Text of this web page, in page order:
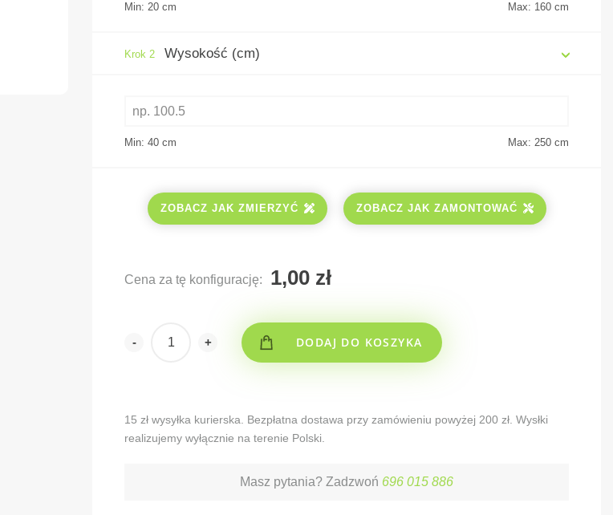
Min: 20 cm Max: 160 cm
Krok 2 Wysokość (cm)
Min: 40 cm Max: 250 cm
ZOBACZ JAK ZMIERZYĆ ZOBACZ JAK ZAMONTOWAĆ
Cena za tę konfigurację:
- + DODAJ DO KOSZYKA
15 zł wysyłka kurierska. Bezpłatna dostawa przy zamówieniu powyżej 200 zł. Wysłki
realizujemy wyłącznie na terenie Polski.
Masz pytania? Zadzwoń 696 015 886